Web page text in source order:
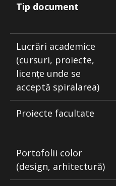
Tip document
Lucrări academice
(cursuri, proiecte,
licențe unde se
acceptă spiralarea)
Proiecte facultate
Portofolii color
(design, arhitectură)